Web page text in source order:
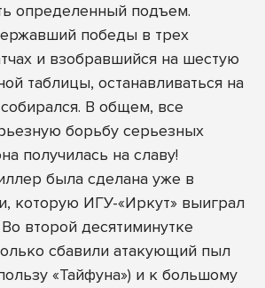
определенный подъем.
победы в трех
и взобравшийся на шестую
таблицы, останавливаться на
В общем, все
борьбу серьезных
получилась на славу!
была сделана уже в
которую ИГУ-«Иркут» выиграл
второй десятиминутке
сбавили атакующий пыл
«Тайфуна») и к большому